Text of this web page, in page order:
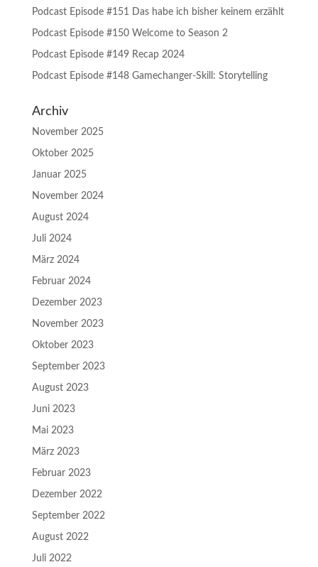
Podcast Episode #151 Das habe ich bisher keinem erzählt
Podcast Episode #150 Welcome to Season 2
Podcast Episode #149 Recap 2024
Podcast Episode #148 Gamechanger-Skill: Storytelling
Archiv
November 2025
Oktober 2025
Januar 2025
November 2024
August 2024
Juli 2024
März 2024
Februar 2024
Dezember 2023
November 2023
Oktober 2023
September 2023
August 2023
Juni 2023
Mai 2023
März 2023
Februar 2023
Dezember 2022
September 2022
August 2022
Juli 2022